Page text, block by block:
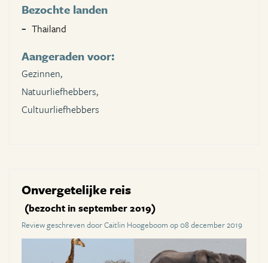
Bezochte landen
Thailand
Aangeraden voor:
Gezinnen,
Natuurliefhebbers,
Cultuurliefhebbers
Onvergetelijke reis
(bezocht in september 2019)
Review geschreven door Caitlin Hoogeboom op 08 december 2019